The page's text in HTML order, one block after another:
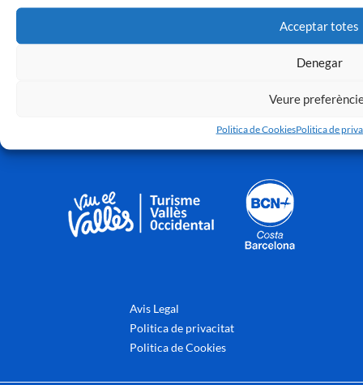
Acceptar totes
Denegar
Veure
Politica de CookiesPolitica de
Avis Legal
Politica de privacitat
Politica de Cookies